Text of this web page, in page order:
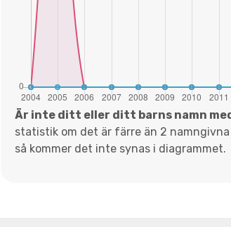
Är inte ditt eller ditt barns namn
statistik om det är färre än 2
så kommer det inte synas i diagrammet.